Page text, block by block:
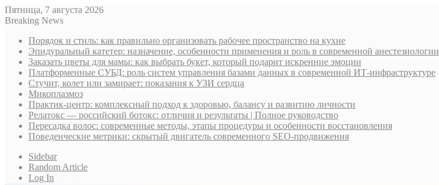
Пятница, 7 августа 2026
Breaking News
Порядок и стиль: как правильно организовать рабочее пространство на кухне
Эпидуральный катетер: назначение, особенности применения и роль в современной анестезиологии
Заказать цветы для мамы: как выбрать букет, который подарит искренние эмоции
Платформенные СУБД: роль систем управления базами данных в современной ИТ-инфраструктуре
Стучит, колет или замирает: показания к УЗИ сердца
Микоплазмоз
Практик-центр: комплексный подход к здоровью, балансу и развитию личности
Релатокс — российский ботокс: отличия и результаты | Полное руководство
Пересадка волос: современные методы, этапы процедуры и особенности восстановления
Поведенческие метрики: скрытый двигатель современного SEO-продвижения
Sidebar
Random Article
Log In